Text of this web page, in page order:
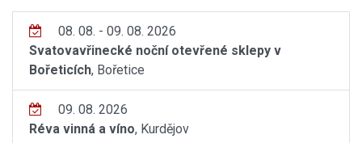
08. 08. - 09. 08. 2026
Svatovavřinecké noční otevřené sklepy v
Bořeticích, Bořetice
09. 08. 2026
Réva vinná a víno, Kurdějov